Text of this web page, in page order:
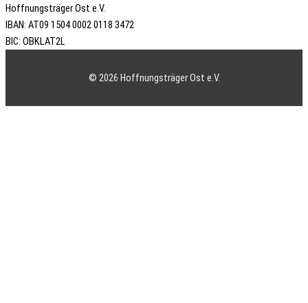
Hoffnungsträger Ost e.V.
IBAN: AT09 1504 0002 0118 3472
BIC: OBKLAT2L
© 2026 Hoffnungsträger Ost e.V.